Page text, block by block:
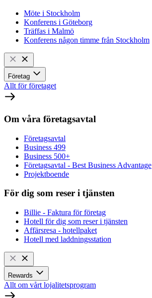
Möte i Stockholm
Konferens i Göteborg
Träffas i Malmö
Konferens någon timme från Stockholm
Företag
Allt för företaget
Om våra företagsavtal
Företagsavtal
Business 499
Business 500+
Företagsavtal - Best Business Advantage
Projektboende
För dig som reser i tjänsten
Billie - Faktura för företag
Hotell för dig som reser i tjänsten
Affärsresa - hotellpaket
Hotell med laddningsstation
Rewards
Allt om vårt lojalitetsprogram